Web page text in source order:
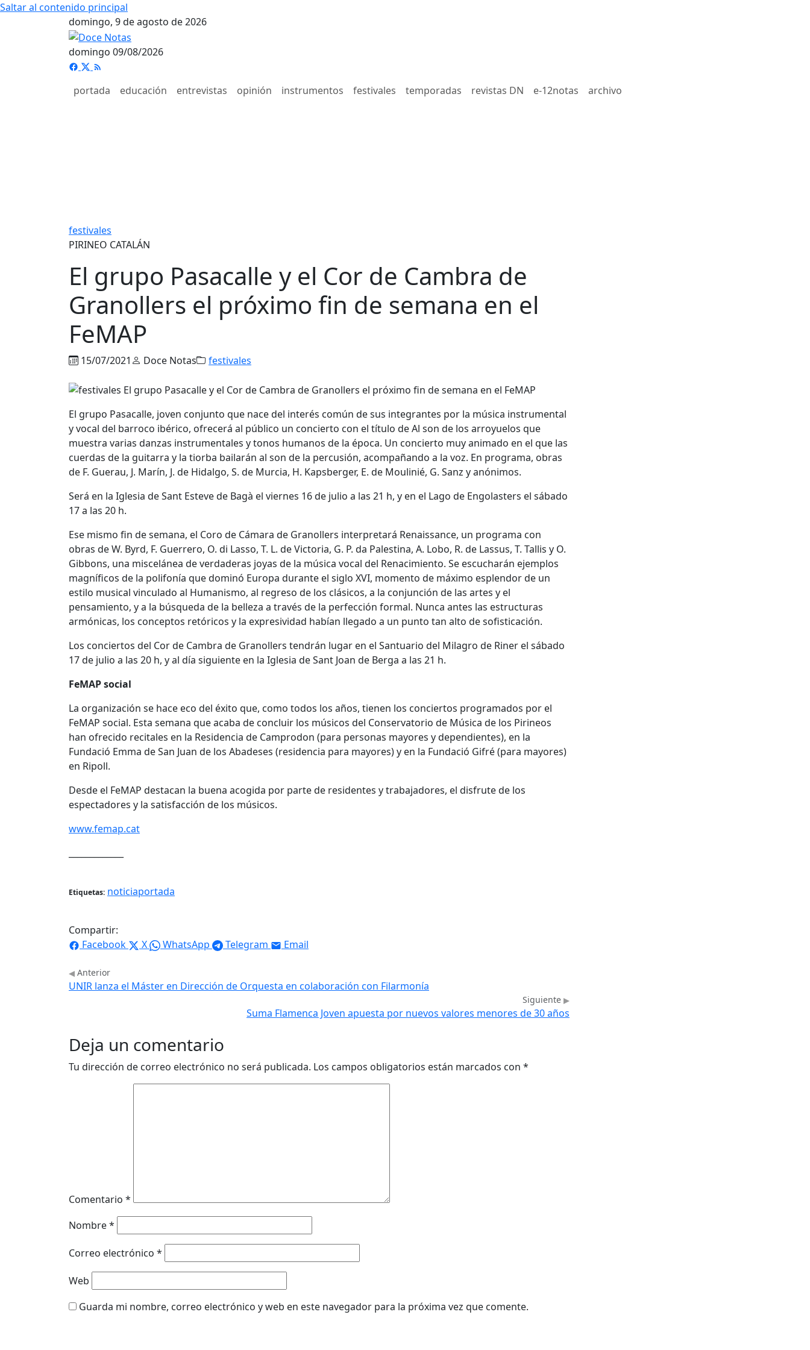
Saltar al contenido principal
domingo, 9 de agosto de 2026
domingo 09/08/2026
portada educación entrevistas opinión instrumentos festivales temporadas revistas DN e-12notas archivo
festivales
PIRINEO CATALÁN
El grupo Pasacalle y el Cor de Cambra de
Granollers el próximo fin de semana en el
FeMAP
15/07/2021 Doce Notas festivales
El grupo Pasacalle, joven conjunto que nace del interés común de sus integrantes por la música instrumental
y vocal del barroco ibérico, ofrecerá al público un concierto con el título de Al son de los arroyuelos que
muestra varias danzas instrumentales y tonos humanos de la época. Un concierto muy animado en el que las
cuerdas de la guitarra y la tiorba bailarán al son de la percusión, acompañando a la voz. En programa, obras
de F. Guerau, J. Marín, J. de Hidalgo, S. de Murcia, H. Kapsberger, E. de Moulinié, G. Sanz y anónimos.
Será en la Iglesia de Sant Esteve de Bagà el viernes 16 de julio a las 21 h, y en el Lago de Engolasters el sábado
17 a las 20 h.
Ese mismo fin de semana, el Coro de Cámara de Granollers interpretará Renaissance, un programa con
obras de W. Byrd, F. Guerrero, O. di Lasso, T. L. de Victoria, G. P. da Palestina, A. Lobo, R. de Lassus, T. Tallis y O.
Gibbons, una miscelánea de verdaderas joyas de la música vocal del Renacimiento. Se escucharán ejemplos
magníficos de la polifonía que dominó Europa durante el siglo XVI, momento de máximo esplendor de un
estilo musical vinculado al Humanismo, al regreso de los clásicos, a la conjunción de las artes y el
pensamiento, y a la búsqueda de la belleza a través de la perfección formal. Nunca antes las estructuras
armónicas, los conceptos retóricos y la expresividad habían llegado a un punto tan alto de sofisticación.
Los conciertos del Cor de Cambra de Granollers tendrán lugar en el Santuario del Milagro de Riner el sábado
17 de julio a las 20 h, y al día siguiente en la Iglesia de Sant Joan de Berga a las 21 h.
FeMAP social
La organización se hace eco del éxito que, como todos los años, tienen los conciertos programados por el
FeMAP social. Esta semana que acaba de concluir los músicos del Conservatorio de Música de los Pirineos
han ofrecido recitales en la Residencia de Camprodon (para personas mayores y dependientes), en la
Fundació Emma de San Juan de los Abadeses (residencia para mayores) y en la Fundació Gifré (para mayores)
en Ripoll.
Desde el FeMAP destacan la buena acogida por parte de residentes y trabajadores, el disfrute de los
espectadores y la satisfacción de los músicos.
www.femap.cat
Etiquetas: noticiaportada
Compartir:
Facebook
X WhatsApp Telegram Email
Anterior
UNIR lanza el Máster en Dirección de Orquesta en colaboración con Filarmonía
Siguiente
Suma Flamenca Joven apuesta por nuevos valores menores de 30 años
Deja un comentario
Tu dirección de correo electrónico no será publicada. Los campos obligatorios están marcados con *
Comentario *
Nombre*
Correo electrónico *
Web
Guarda mi nombre, correo electrónico y web en este navegador para la próxima vez que comente.